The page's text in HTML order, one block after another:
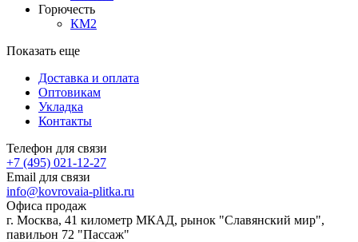
Горючесть
КМ2
Показать еще
Доставка и оплата
Оптовикам
Укладка
Контакты
Телефон для связи
+7 (495) 021-12-27
Email для связи
info@kovrovaia-plitka.ru
Офиса продаж
г. Москва, 41 километр МКАД, рынок "Славянский мир",
павильон 72 "Пассаж"